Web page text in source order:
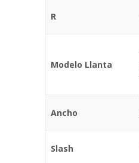
R
Modelo Llanta
Ancho
Slash